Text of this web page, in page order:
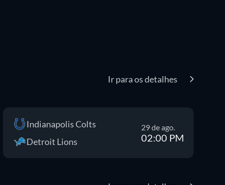
Ir para os detalhes
Indianapolis Colts
Detroit Lions
29 de ago.
02:00 PM